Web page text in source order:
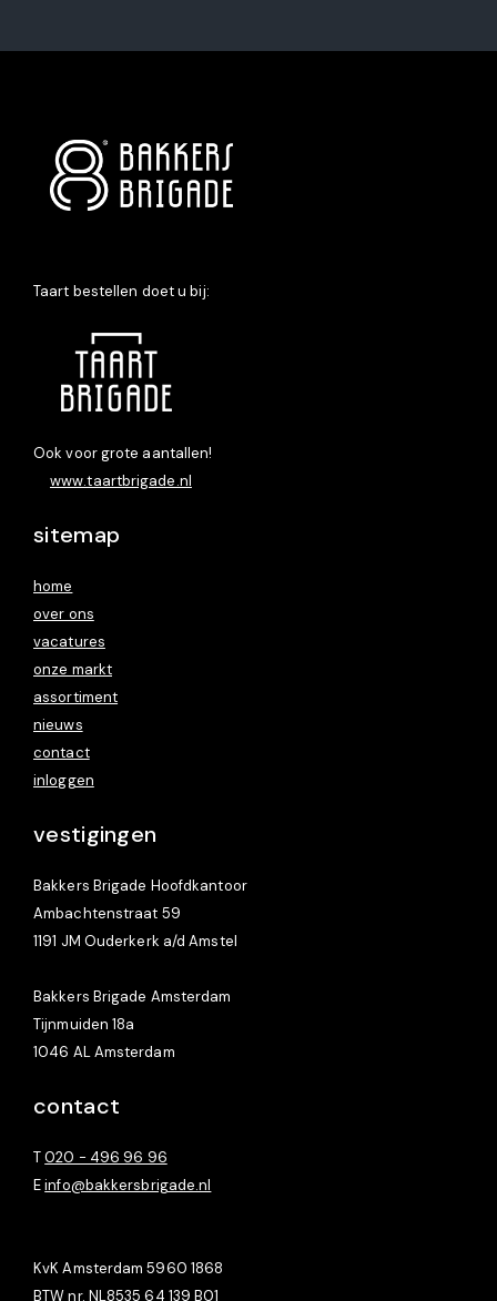
Taart bestellen doet u bij:
Ook voor grote aantallen!
www.taartbrigade.nl
sitemap
home
over ons
vacatures
onze markt
assortiment
nieuws
contact
inloggen
vestigingen
Bakkers Brigade Hoofdkantoor
Ambachtenstraat 59
1191 JM Ouderkerk a/d Amstel
Bakkers Brigade Amsterdam
Tijnmuiden 18a
1046 AL Amsterdam
contact
T020 - 496 96 96
Einfo@bakkersbrigade.nl
KvK Amsterdam 5960 1868
BTW nr. NL8535 64 139 B01